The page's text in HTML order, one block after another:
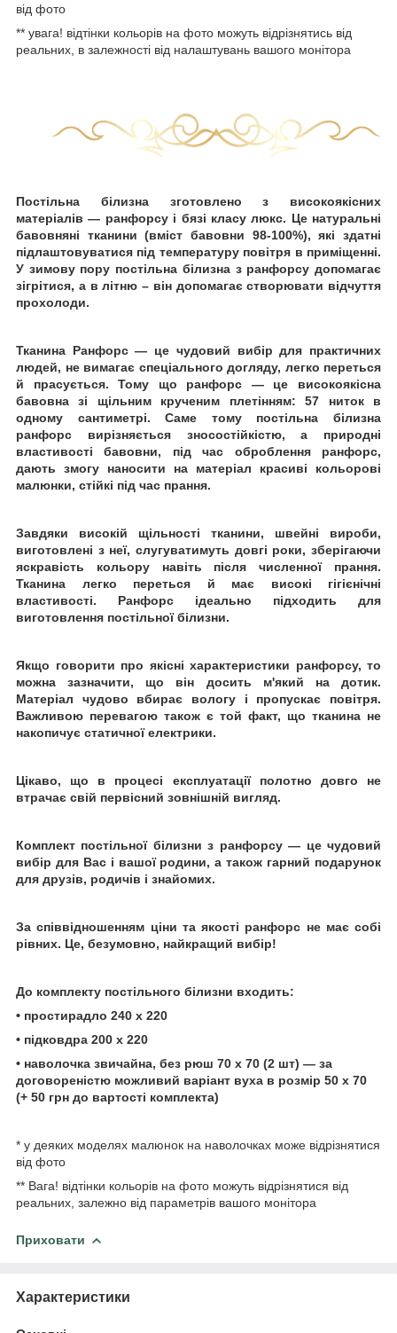
від фото
** увага! відтінки кольорів на фото можуть відрізнятись від
реальних, в залежності від налаштувань вашого монітора
Постільна білизна зготовлено
з високоякісних
матеріалів — ранфорсу і бязі класу люкс. Це натуральні
бавовняні тканини (вміст бавовни 98-100%), які здатні
підлаштовуватися під температуру повітря в приміщенні.
У зимову пору постільна білизна з ранфорсу допомагає
зігрітися, а в літню – він допомагає створювати відчуття
прохолоди.
Тканина Ранфорс — це чудовий вибір для практичних
людей, не вимагає спеціального догляду, легко переться
й
прасується. Тому що ранфорс — це високоякісна
бавовна зі щільним крученим плетінням: 57 ниток в
одному сантиметрі. Саме тому постільна білизна
ранфорс вирізняється зносостійкістю, а природні
властивості бавовни, під час оброблення ранфорс,
дають змогу наносити на матеріал красиві кольорові
малюнки, стійкі під час прання.
Завдяки високій щільності тканини, швейні вироби,
виготовлені з неї, слугуватимуть довгі роки, зберігаючи
яскравість кольору навіть після численної
прання.
Тканина легко переться й має високі гігієнічні
властивості. Ранфорс ідеально підходить для
виготовлення постільної білизни.
Якщо говорити про якісні характеристики ранфорсу, то
можна зазначити, що він досить м'який на дотик.
Матеріал чудово вбирає вологу і пропускає повітря.
Важливою перевагою також є той факт, що тканина не
накопичує статичної електрики.
Цікаво, що в процесі експлуатації полотно довго не
втрачає свій первісний зовнішній вигляд.
Комплект постільної білизни з ранфорсу — це чудовий
вибір для Вас і вашої родини, а також гарний подарунок
для друзів, родичів і знайомих.
За співвідношенням ціни та якості ранфорс не має собі
рівних. Це, безумовно, найкращий вибір!
До комплекту постільного білизни входить:
• простирадло 240 х 220
• підковдра 200 х 220
• наволочка звичайна, без рюш 70 х 70 (2 шт) — за
договореністю можливий варіант вуха в розмір 50 х 70
(+ 50 грн до вартості комплекта)
* у деяких моделях малюнок на наволочках може відрізнятися
від фото
** Вага! відтінки кольорів на фото можуть відрізнятися від
реальних, залежно від параметрів вашого монітора
Приховати
Характеристики